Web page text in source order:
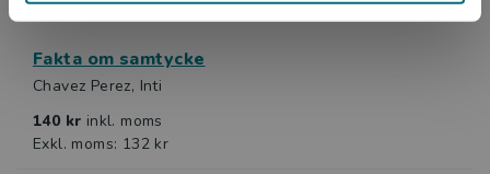
Fakta om samtycke
Chavez Perez, Inti
140 kr inkl. moms
Exkl. moms: 132 kr